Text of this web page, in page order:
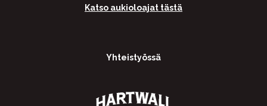
Katso aukioloajat tästä
Yhteistyössä